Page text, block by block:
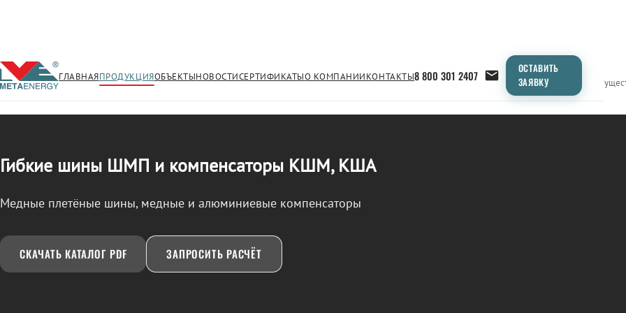
ГЛАВНАЯПРОДУКЦИЯОБЪЕКТЫНОВОСТИСЕРТИФИКАТЫО КОМПАНИИКОНТАКТЫ8 800 301 2407
ОСТАВИТЬ
ЗАЯВКУ
← Продукция/ШМП, КШМ, КША Применение Продукция ТипоразмерыСравнение
Гибкие шины ШМП и компенсаторы КШМ, КША
Медные плетёные шины, медные и алюминиевые компенсаторы
СКАЧАТЬ КАТАЛОГ PDF ЗАПРОСИТЬ РАСЧЁТ